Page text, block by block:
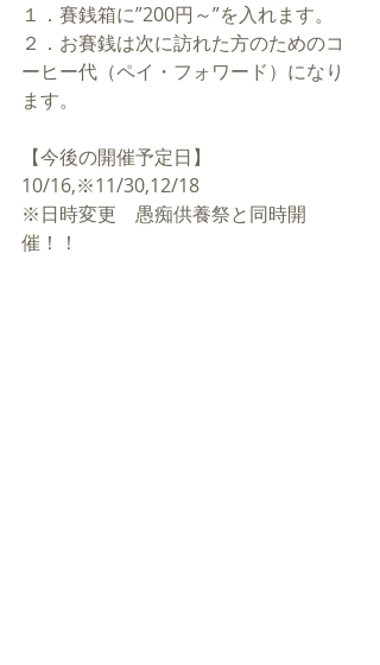
１．賽銭箱に”200円～”を入れます。
２．お賽銭は次に訪れた方のためのコ
ーヒー代（ペイ・フォワード）になり
ます。
【今後の開催予定日】
10/16,※11/30,12/18
※日時変更　愚痴供養祭と同時開
催！！